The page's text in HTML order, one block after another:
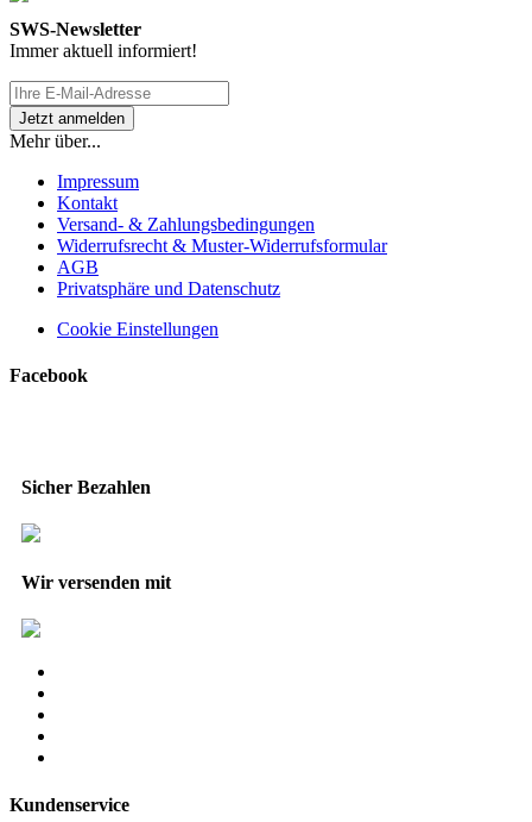
SWS-Newsletter
Immer aktuell informiert!
Mehr über...
Impressum
Kontakt
Versand- & Zahlungsbedingungen
Widerrufsrecht & Muster-Widerrufsformular
AGB
Privatsphäre und Datenschutz
Cookie Einstellungen
Facebook
Sicher Bezahlen
Wir versenden mit
Kundenservice